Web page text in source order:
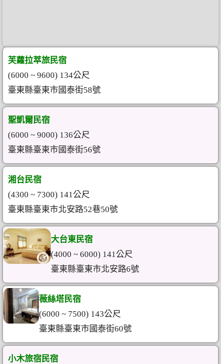
芙蘿拉萃旅民宿
(6000 ~ 9600) 134公尺
臺東縣臺東市國泰街58號
聖凱爾民宿
(6000 ~ 9000) 136公尺
臺東縣臺東市國泰街56號
湘台民宿
(4300 ~ 7300) 141公尺
臺東縣臺東市北安路52巷50號
大台東民宿
(4000 ~ 6000) 141公尺
臺東縣臺東市北安路6號
薇絲塔民宿
(6000 ~ 7500) 143公尺
臺東縣臺東市國泰街60號
小木旅宿民宿